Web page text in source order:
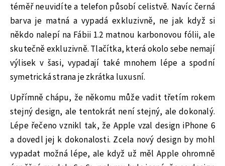
téměř neuvidíte a telefon působí celistvě. Navíc černá
barva je matná a vypadá exkluzivně, ne jak když si
někdo nalepí na Fábii 1.2 matnou karbonovou fólii, ale
skutečně exkluzivně. Tlačítka, která okolo sebe nemají
výlisek v šasi, vypadají také mnohem lépe a spodní
symetrická strana je zkrátka luxusní.
Upřímně chápu, že někomu může vadit třetím rokem
stejný design, ale tentokrát není stejný, ale dokonalý.
Lépe řečeno vznikl tak, že Apple vzal design iPhone 6
a dovedl jej k dokonalosti. Zcela nový design by mohl
vypadat možná lépe, ale když už měl Apple ohromně